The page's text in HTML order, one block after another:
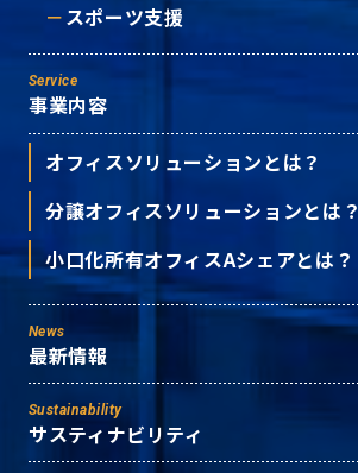
スポーツ支援
Service
事業内容
オフィスソリューションとは？
分譲オフィスソリューションとは？
小口化所有オフィスAシェアとは？
News
最新情報
Sustainability
サスティナビリティ